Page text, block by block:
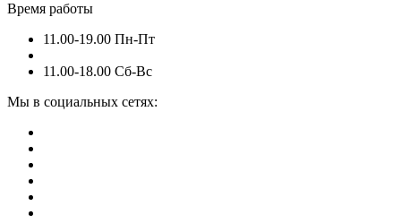
Время работы
11.00-19.00 Пн-Пт
11.00-18.00 Сб-Вс
Мы в социальных сетях: